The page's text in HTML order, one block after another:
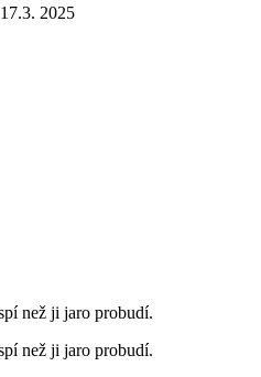
2025
než ji jaro probudí.
než ji jaro probudí.